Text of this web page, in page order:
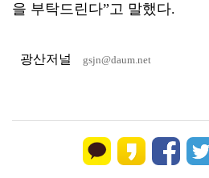
을 부탁드린다”고 말했다.
광산저널 gsjn@daum.net